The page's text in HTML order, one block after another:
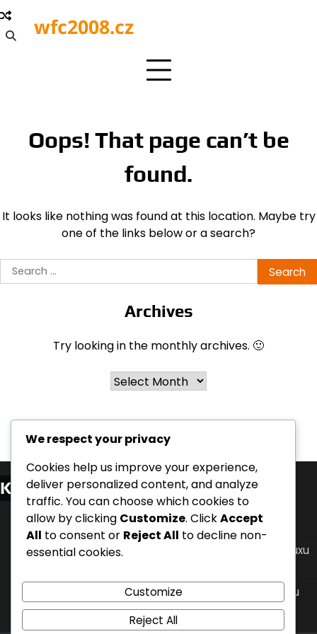
Skip
to
content
wfc2008.cz
Oops! That page can’t be
found.
It looks like nothing was found at this location. Maybe try
one of the links below or a search?
Search
for:
Archives
Try looking in the monthly archives. 🙂
Archives
Kategorie
Polohy při spánku pro zvládání nočního refluxu
kyseliny
Protokoly časování jídel pro úlevu od nočního refluxu
Úpravy životního stylu pro zvládání nočního refluxu
kyseliny
We respect your privacy
Cookies help us improve your experience,
deliver personalized content, and analyze
traffic. You can choose which cookies to
allow by clicking Customize. ClickAccept
All to consent or Reject All to decline non-
essential cookies.
Customize
Reject All